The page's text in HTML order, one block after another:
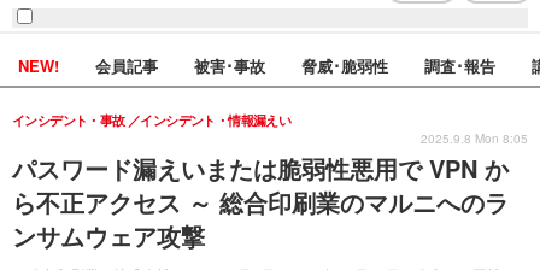
NEW! 会員記事 被害･事故 脅威･脆弱性 調査･報告
パスワード漏えいまたは脆弱性悪用で VPN か
ら不正アクセス ～ 総合印刷業のマルニへのラ
ンサムウェア攻撃
インシデント・事故 インシデント・情報漏えい
2025.9.8 Mon 8:05